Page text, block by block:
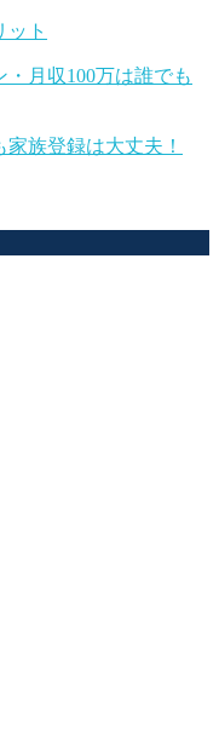
ット
月収100万は誰でも
族登録は大丈夫！